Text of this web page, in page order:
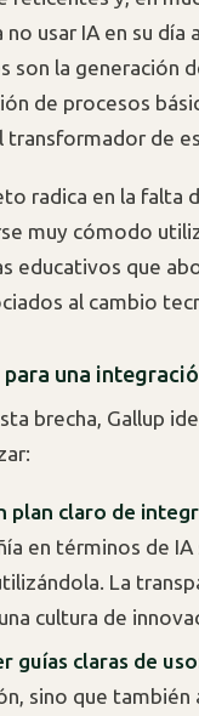
usar IA en su día
son la generación
de procesos
transformador de
radica en la falta
muy cómodo
educativos que
al cambio
una
brecha, Gallup
plan claro de
en términos de
La
cultura de
guías claras de
sino que